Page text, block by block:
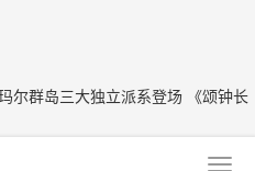
尔群岛三大独立派系登场 《颂钟长